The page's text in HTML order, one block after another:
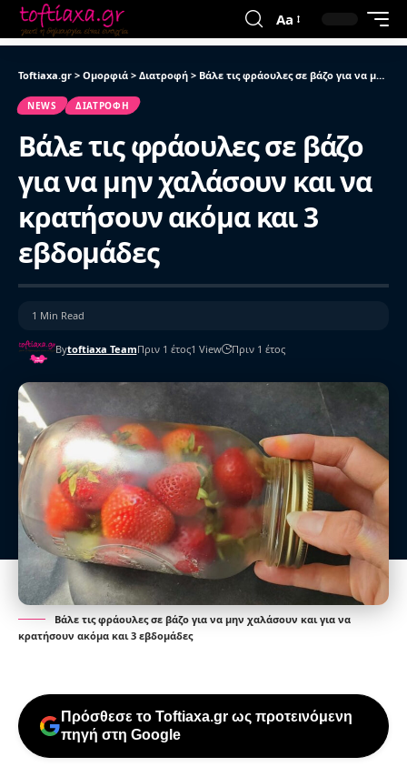
Aa
Toftiaxa.gr > Ομορφιά > Διατροφή > Βάλε τις φράουλες σε βάζο για να μην χαλάσουν και να κρατήσουν ακόμα και 3 εβδομάδες
NEWS ΔΙΑΤΡΟΦΉ
Βάλε τις φράουλες σε βάζο
για να μην χαλάσουν και να
κρατήσουν ακόμα και 3
εβδομάδες
Bytoftiaxa TeamΠριν 1 έτος1 View Πριν 1 έτος
1 Min Read
Βάλε τις φράουλες σε βάζο για να μην χαλάσουν και για να
κρατήσουν ακόμα και 3 εβδομάδες
Πρόσθεσε το Toftiaxa.gr ως προτεινόμενη
πηγή στη Google